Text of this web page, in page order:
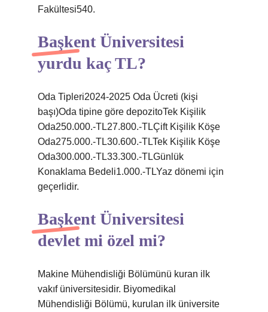
Fakültesi540.
Başkent Üniversitesi
yurdu kaç TL?
Oda Tipleri2024-2025 Oda Ücreti (kişi
başı)Oda tipine göre depozitoTek Kişilik
Oda250.000.-TL27.800.-TLÇift Kişilik Köşe
Oda275.000.-TL30.600.-TLTek Kişilik Köşe
Oda300.000.-TL33.300.-TLGünlük
Konaklama Bedeli1.000.-TLYaz dönemi için
geçerlidir.
Başkent Üniversitesi
devlet mi özel mi?
Makine Mühendisliği Bölümünü kuran ilk
vakıf üniversitesidir. Biyomedikal
Mühendisliği Bölümü, kurulan ilk üniversite